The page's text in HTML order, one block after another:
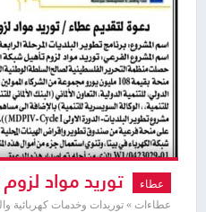
عطاء توريد مواد
عطاءات » توريدات وخدمات كهربائية